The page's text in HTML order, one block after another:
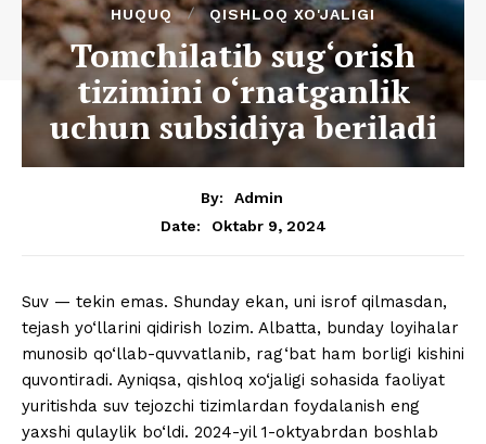
HUQUQ QISHLOQ XO'JALIGI
Tomchilatib sug‘orish
tizimini o‘rnatganlik
uchun subsidiya beriladi
By:
Admin
Date:
Oktabr 9, 2024
Suv — tekin emas. Shunday ekan, uni isrof qilmasdan,
tejash yo‘llarini qidirish lozim. Albatta, bunday loyihalar
munosib qo‘llab-quvvatlanib, rag‘bat ham borligi kishini
quvontiradi. Ayniqsa, qishloq xo‘jaligi sohasida faoliyat
yuritishda suv tejozchi tizimlardan foydalanish eng
yaxshi qulaylik bo‘ldi. 2024-yil 1-oktyabrdan boshlab